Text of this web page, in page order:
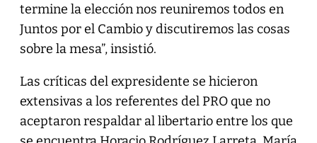
termine la elección nos reuniremos todos en
Juntos por el Cambio y discutiremos las cosas
sobre la mesa”, insistió.
Las críticas del expresidente se hicieron
extensivas a los referentes del PRO que no
aceptaron respaldar al libertario entre los que